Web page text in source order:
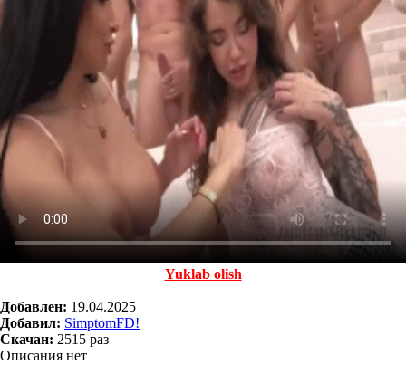
Yuklab olish
Добавлен: 19.04.2025
Добавил: SimptomFD!
Скачан: 2515 раз
Описания нет